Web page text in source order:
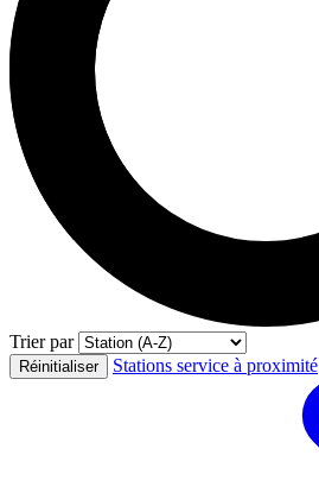
Trier par
Réinitialiser Stations service à proximité